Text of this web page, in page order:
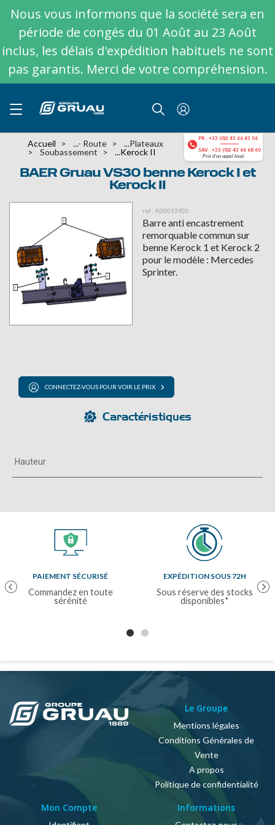
Nous vous informons que la société sera en
période de congés du 01 Août au 23 Août
inclus, les délais d'expédition habituels ne sont
pas garantis. Merci de votre compréhension.
PR : +33 (0)2 43 66 43 06
SAV : +33 (0)2 43 66 68 60
Prix d'un appel local.
Accueil ...- Route
...plateaux
Soubassement
...Kerock II
BAER Gruau VS30 benne Kerock I et
Kerock II
ref : K00013920
Barre anti encastrement
remorquable commun sur
benne Kerock 1 et Kerock 2
pour le modèle : Mercedes
Sprinter.
CONNECTEZ-VOUS POUR VOIR LE PRIX
Caractéristiques
Hauteur
PreviousPAIEMENT SÉCURISÉ
Commandez en toute
sérénité
EXPÉDITION SOUS 72H
Sous réserve des stocks
disponibles*
Le Groupe
Mentions légales
Conditions Générales de
Vente
A propos
Politique de confidentialité
Mon Compte Informations